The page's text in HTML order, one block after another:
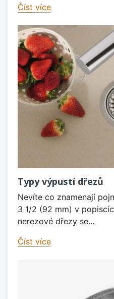
Číst více
Typy výpustí dřezů
Nevíte co znamenají
3 1/2 (92 mm) v
nerezové dřezy se...
Číst více